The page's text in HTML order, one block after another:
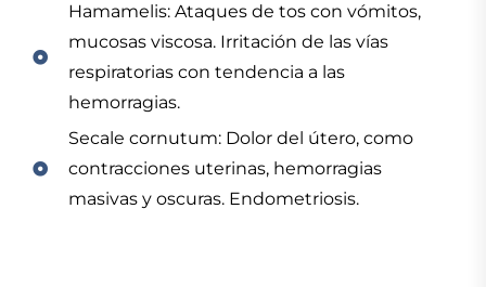
Hamamelis: Ataques de tos con vómitos,
mucosas viscosa. Irritación de las vías
respiratorias con tendencia a las
hemorragias.
Secale cornutum: Dolor del útero, como
contracciones uterinas, hemorragias
masivas y oscuras. Endometriosis.